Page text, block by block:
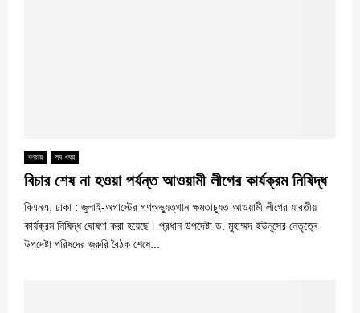
কভার সব খবর
বিচার শেষ না হওয়া পর্যন্ত আওয়ামী লীগের কার্যক্রম নিষিদ্ধ
বিএনএ, ঢাকা : জুলাই-অগাস্টের গণঅভ্যুত্থান ক্ষমতাচ্যুত আওয়ামী লীগের যাবতীয়
কার্যক্রম নিষিদ্ধ ঘোষণা করা হয়েছে। প্রধান উপদেষ্টা ড. মুহাম্মদ ইউনূসের নেতৃত্বে
উপদেষ্টা পরিষদের জরুরি বৈঠক শেষে...